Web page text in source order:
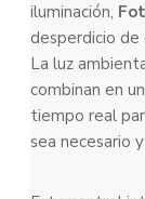
iluminación,
desperdicio de
La luz
combinan en
tiempo real
sea necesario